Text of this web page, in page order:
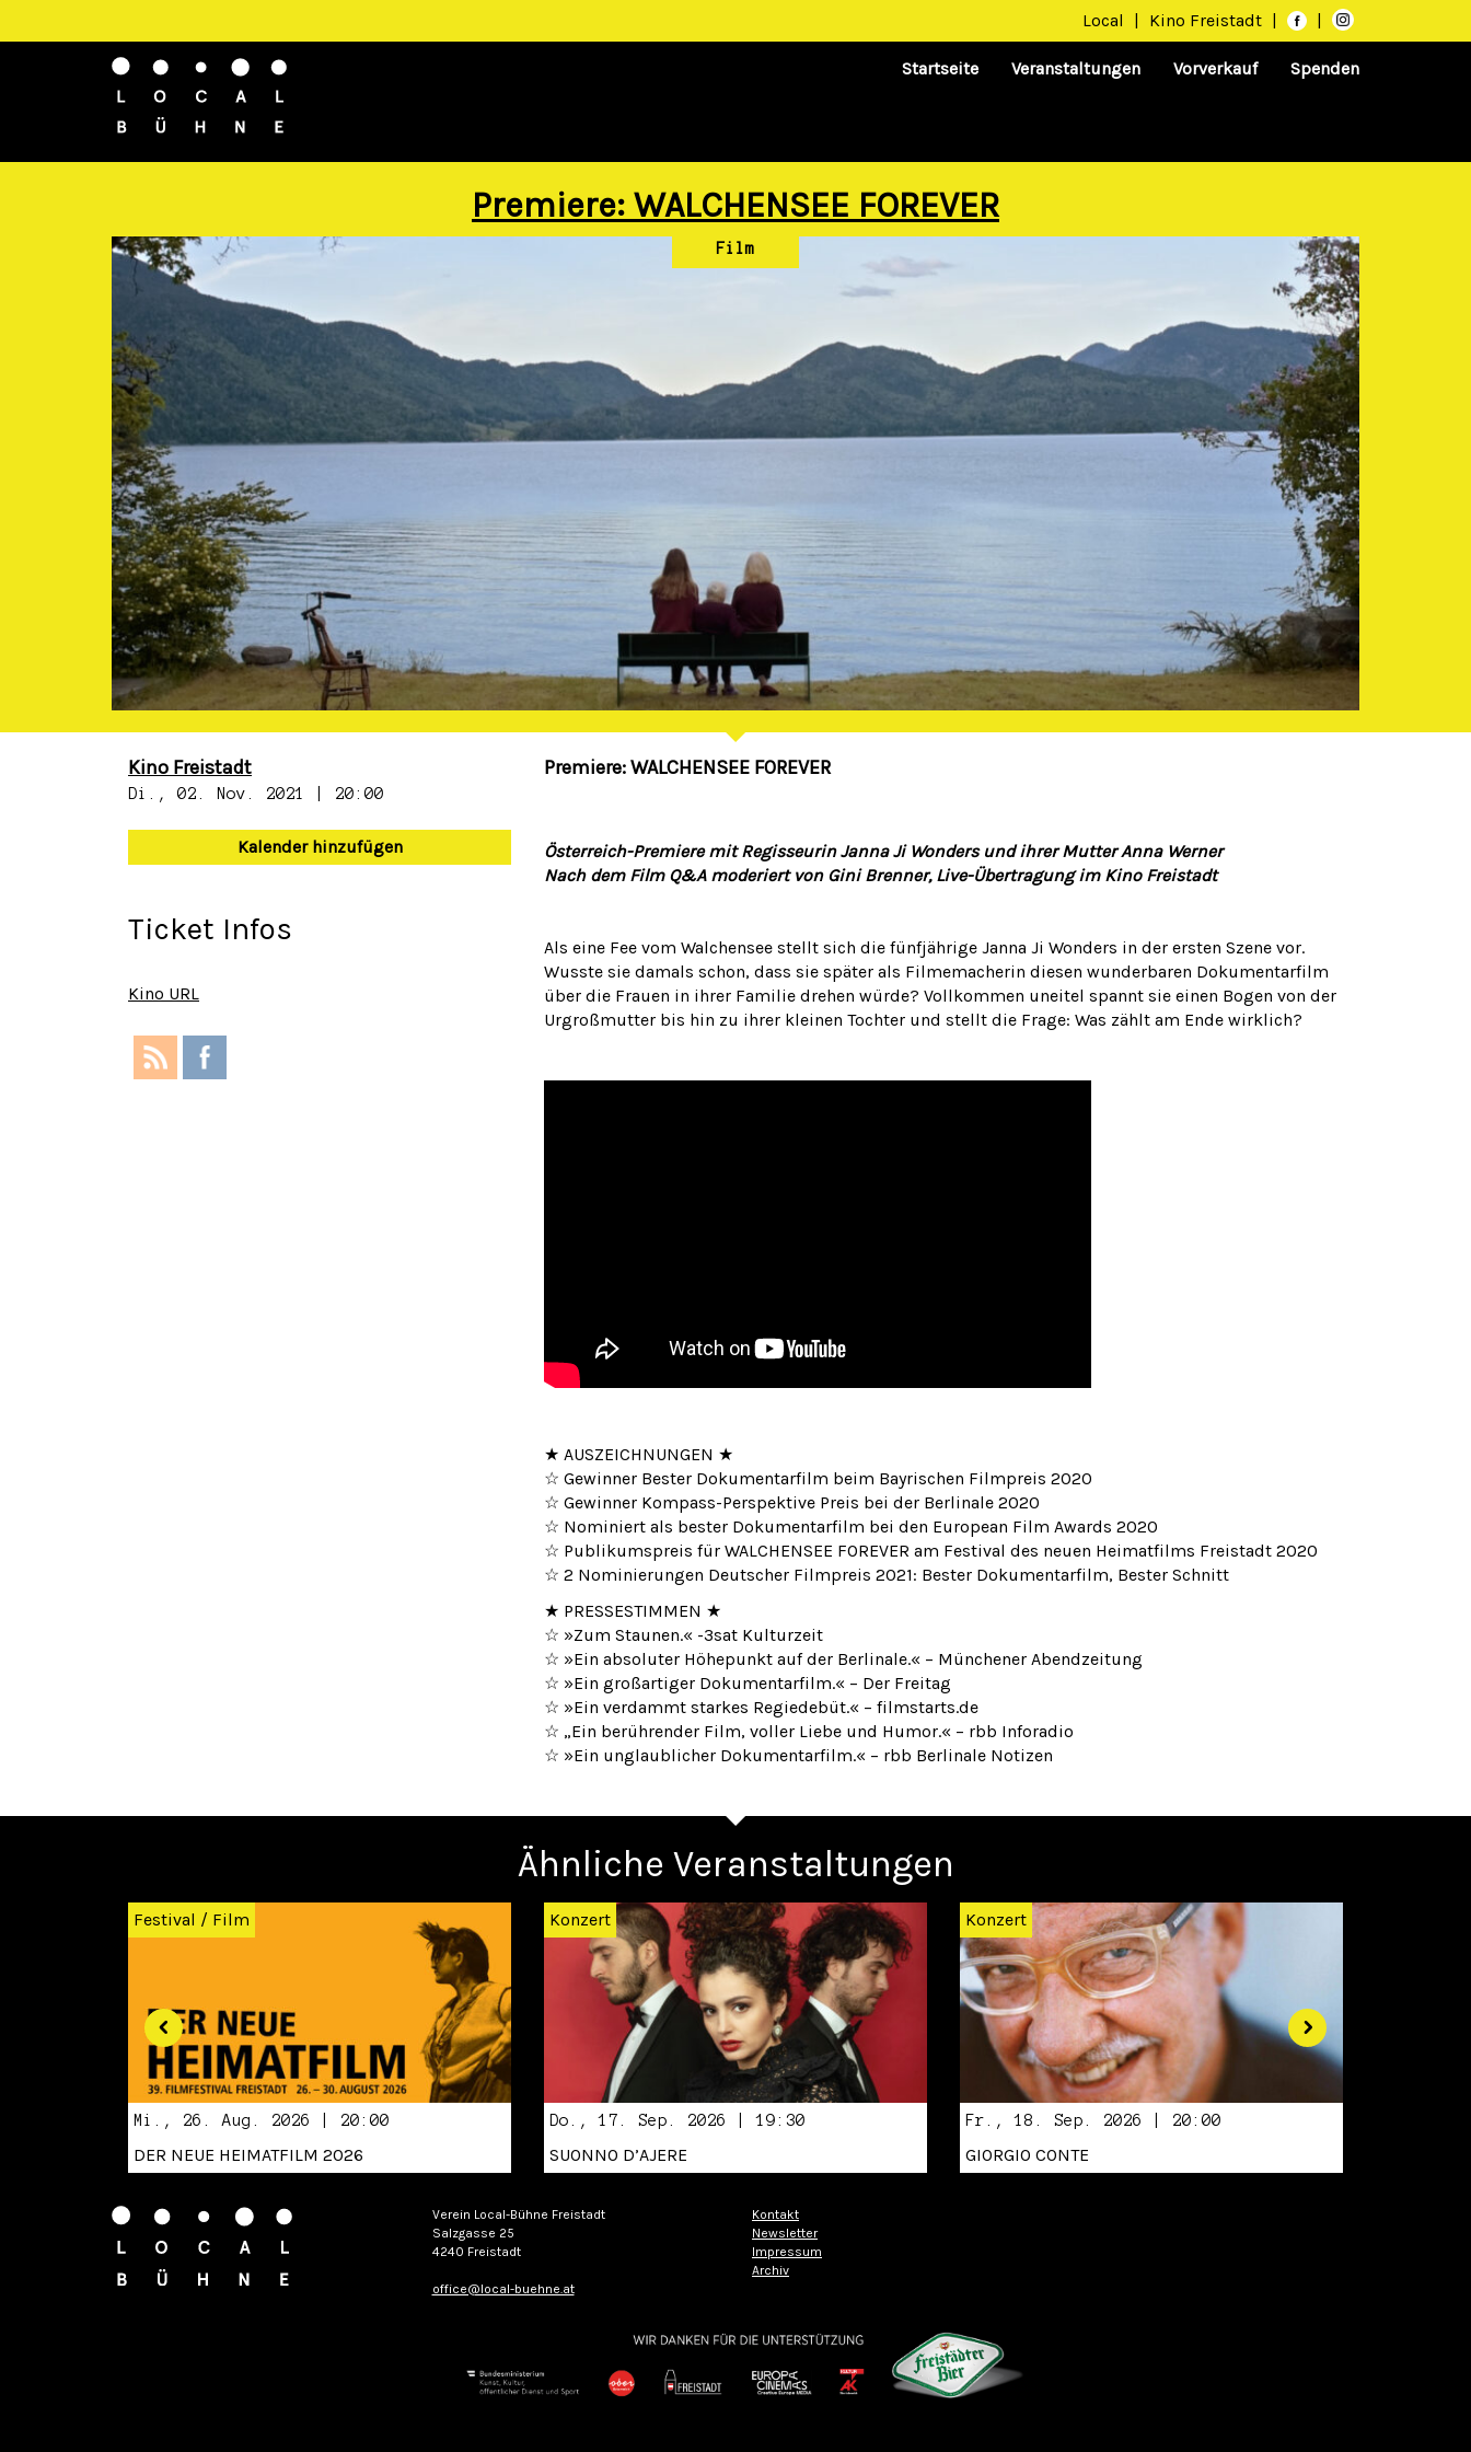
Local | Kino Freistadt | |
Startseite Veranstaltungen Vorverkauf Spenden
Premiere: WALCHENSEE FOREVER
Film
Kino Freistadt
Di., 02. Nov. 2021 | 20:00
Kalender hinzufügen
Ticket Infos
Kino URL
Premiere: WALCHENSEE FOREVER
Österreich-Premiere mit Regisseurin Janna Ji Wonders und ihrer Mutter Anna Werner
Nach dem Film Q&A moderiert von Gini Brenner, Live-Übertragung im Kino Freistadt
Als eine Fee vom Walchensee stellt sich die fünfjährige Janna Ji Wonders in der ersten Szene vor.
Wusste sie damals schon, dass sie später als Filmemacherin diesen wunderbaren Dokumentarfilm
über die Frauen in ihrer Familie drehen würde? Vollkommen uneitel spannt sie einen Bogen von der
Urgroßmutter bis hin zu ihrer kleinen Tochter und stellt die Frage: Was zählt am Ende wirklich?
★ AUSZEICHNUNGEN ★
☆ Gewinner Bester Dokumentarfilm beim Bayrischen Filmpreis 2020
☆ Gewinner Kompass-Perspektive Preis bei der Berlinale 2020
☆ Nominiert als bester Dokumentarfilm bei den European Film Awards 2020
☆ Publikumspreis für WALCHENSEE FOREVER am Festival des neuen Heimatfilms Freistadt 2020
☆ 2 Nominierungen Deutscher Filmpreis 2021: Bester Dokumentarfilm, Bester Schnitt
★ PRESSESTIMMEN ★
☆ »Zum Staunen.« -3sat Kulturzeit
☆ »Ein absoluter Höhepunkt auf der Berlinale.« – Münchener Abendzeitung
☆ »Ein großartiger Dokumentarfilm.« – Der Freitag
☆ »Ein verdammt starkes Regiedebüt.« – filmstarts.de
☆ „Ein berührender Film, voller Liebe und Humor.« – rbb Inforadio
☆ »Ein unglaublicher Dokumentarfilm.« – rbb Berlinale Notizen
Ähnliche Veranstaltungen
Festival / Film
Mi., 26. Aug. 2026 | 20:00
DER NEUE HEIMATFILM 2026
Konzert
Do., 17. Sep. 2026 | 19:30
SUONNO D’AJERE
Konzert
Fr., 18. Sep. 2026 | 20:00
GIORGIO CONTE
Verein Local-Bühne Freistadt
Salzgasse 25
4240 Freistadt
office@local-buehne.at
Kontakt
Newsletter
Impressum
Archiv